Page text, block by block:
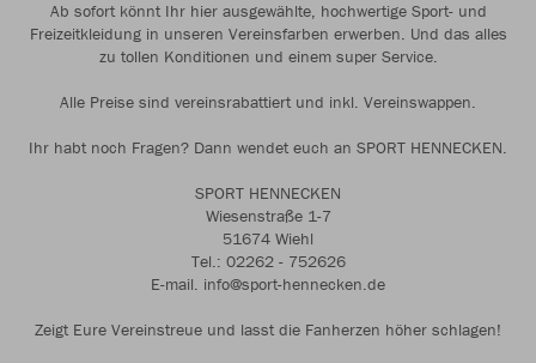
Ab sofort könnt Ihr hier ausgewählte, hochwertige Sport- und
Freizeitkleidung in unseren Vereinsfarben erwerben. Und das alles
zu tollen Konditionen und einem super Service.
Alle Preise sind vereinsrabattiert und inkl. Vereinswappen.
Ihr habt noch Fragen? Dann wendet euch an SPORT HENNECKEN.
SPORT HENNECKEN
Wiesenstraße 1-7
51674 Wiehl
Tel.: 02262 - 752626
E-mail. info@sport-hennecken.de
Zeigt Eure Vereinstreue und lasst die Fanherzen höher schlagen!